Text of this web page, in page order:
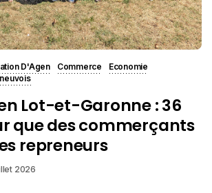
D'Agen Commerce
Economie
Lot-et-Garonne : 36
que des commerçants
repreneurs
2026